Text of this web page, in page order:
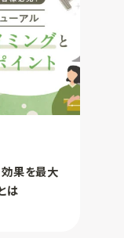
効果を最大
は